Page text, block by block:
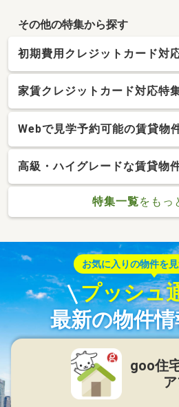
その他の特集から探す
初期費用クレジットカード対
家賃クレジットカード対応特
Webで見学予約可能の賃貸物
高級・ハイグレードな賃貸物
特集一覧をもっ
お気に入りの物件を見
プッシュ
最新の物件
goo住